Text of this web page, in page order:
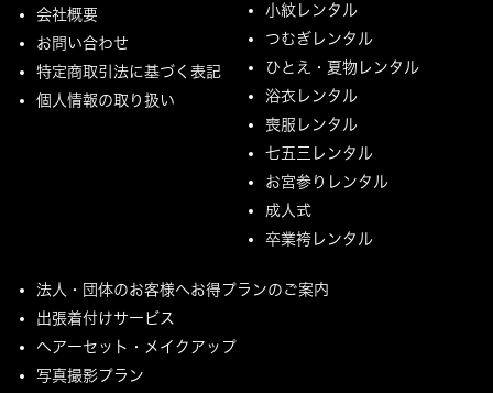
会社概要
お問い合わせ
特定商取引法に基づく表記
個人情報の取り扱い
小紋レンタル
つむぎレンタル
ひとえ・夏物レンタル
浴衣レンタル
喪服レンタル
七五三レンタル
お宮参りレンタル
成人式
卒業袴レンタル
法人・団体のお客様へお得プランのご案内
出張着付けサービス
ヘアーセット・メイクアップ
写真撮影プラン